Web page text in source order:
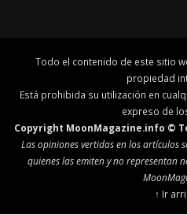
Todo el contenido de este sitio
propiedad
Está prohibida su utilización en
expreso de
Copyright MoonMagazine.info ©
Las opiniones vertidas en los artículos
quienes las emiten y no representan
↑ Ir